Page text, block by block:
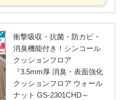
衝撃吸収・抗菌・防カビ・
消臭機能付き！シンコール
クッションフロア
『3.5mm厚 消臭・表面強化
クッションフロア ウォール
ナット GS-2301CHD～